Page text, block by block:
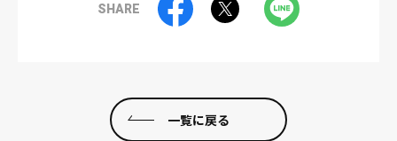
SHARE
一覧に戻る